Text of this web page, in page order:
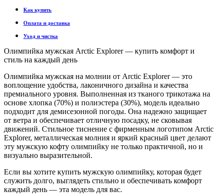
Как купить
Оплата и доставка
Уход и чистка
Олимпийка мужская Arctic Explorer — купить комфорт и
стиль на каждый день
Олимпийка мужская на молнии от Arctic Explorer — это
воплощение удобства, лаконичного дизайна и качества
премиального уровня. Выполненная из тканого трикотажа на
основе хлопка (70%) и полиэстера (30%), модель идеально
подходит для демисезонной погоды. Она надежно защищает
от ветра и обеспечивает отличную посадку, не сковывая
движений. Стильное тиснение с фирменным логотипом Arctic
Explorer, металлическая молния и яркий красный цвет делают
эту мужскую кофту олимпийку не только практичной, но и
визуально выразительной.
Если вы хотите купить мужскую олимпийку, которая будет
служить долго, выглядеть стильно и обеспечивать комфорт
каждый день — эта модель для вас.